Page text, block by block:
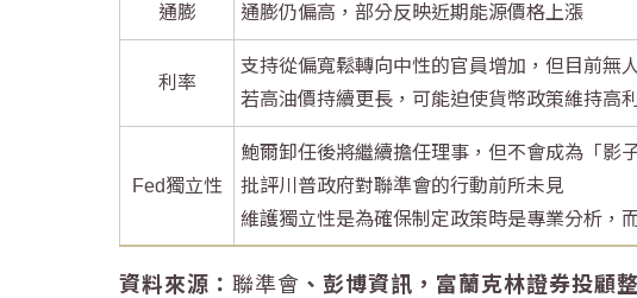
通膨 通膨仍偏高，部分反映近期能源價格上漲
利率
支持從偏寬鬆轉向中性的官員增加，但目前無
若高油價持續更長，可能迫使貨幣政策維持高
Fed獨立性
鮑爾卸任後將繼續擔任理事，但不會成為「影子
批評川普政府對聯準會的行動前所未見
維護獨立性是為確保制定政策時是專業分析，
資料來源： 聯準會 、彭博資訊，富蘭克林證券投顧